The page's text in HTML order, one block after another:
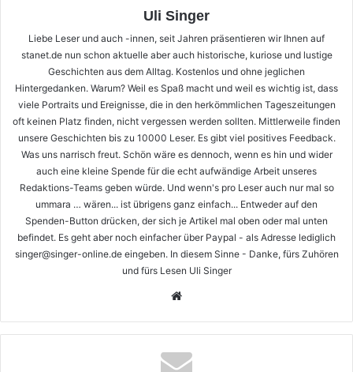
Uli Singer
Liebe Leser und auch -innen, seit Jahren präsentieren wir Ihnen auf
stanet.de nun schon aktuelle aber auch historische, kuriose und lustige
Geschichten aus dem Alltag. Kostenlos und ohne jeglichen
Hintergedanken. Warum? Weil es Spaß macht und weil es wichtig ist, dass
viele Portraits und Ereignisse, die in den herkömmlichen Tageszeitungen
oft keinen Platz finden, nicht vergessen werden sollten. Mittlerweile finden
unsere Geschichten bis zu 10000 Leser. Es gibt viel positives Feedback.
Was uns narrisch freut. Schön wäre es dennoch, wenn es hin und wider
auch eine kleine Spende für die echt aufwändige Arbeit unseres
Redaktions-Teams geben würde. Und wenn's pro Leser auch nur mal so
ummara … wären... ist übrigens ganz einfach... Entweder auf den
Spenden-Button drücken, der sich je Artikel mal oben oder mal unten
befindet. Es geht aber noch einfacher über Paypal - als Adresse lediglich
singer@singer-online.de eingeben. In diesem Sinne - Danke, fürs Zuhören
und fürs Lesen Uli Singer